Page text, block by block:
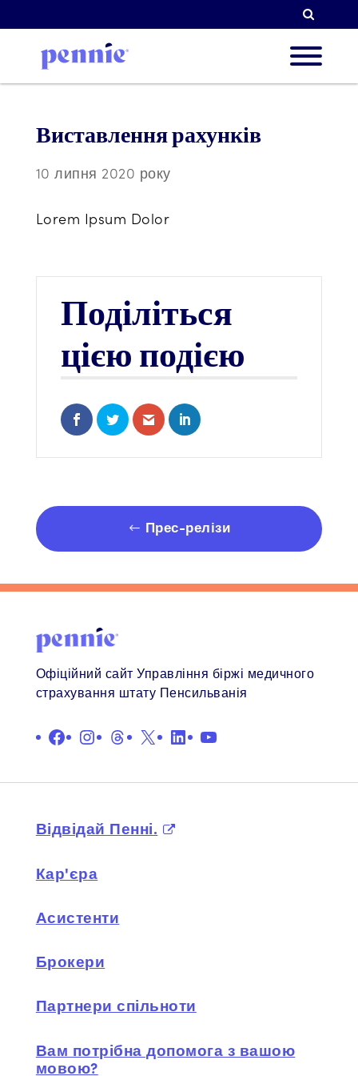
Виставлення рахунків
10 липня 2020 року
Lorem Ipsum Dolor
Поділіться
цією подією
Share on Facebook
Share on Twitter
Share via Email
Share on LinkedIn
Прес-релізи
Офіційний сайт Управління біржі медичного
страхування штату Пенсильванія
Facebook
Instagram
Нитки
X LinkedInYouTube
Відвідай Пенні.
Кар'єра
Асистенти
Брокери
Партнери спільноти
Вам потрібна допомога з вашою
мовою?